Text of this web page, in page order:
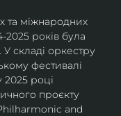
та міжнародних
років була
У складі оркестру
фестивалі
2025 році
проєкту
and